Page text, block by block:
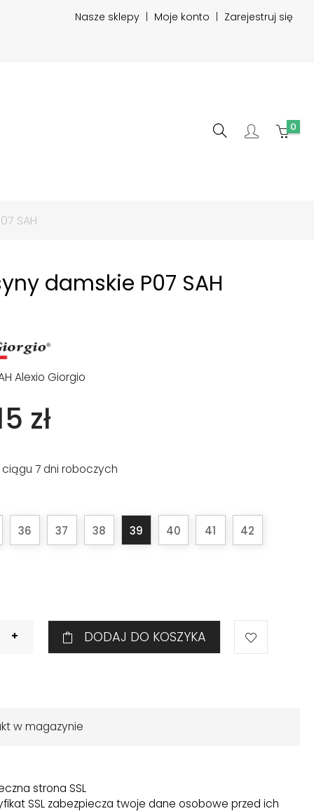
Nasze sklepy Moje konto Zarejestruj się
0
SAH
damskie P07 SAH
Alexio Giorgio
zł
7 dni roboczych
36 37 38 39 40 41 42
DODAJ DO KOSZYKA
w magazynie
strona SSL
SSL zabezpiecza twoje dane osobowe przed ich